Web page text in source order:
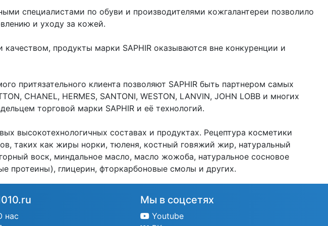
специалистами по обуви и производителями кожгалантереи позволило
и уходу за кожей.
продукты марки SAPHIR оказываются вне конкуренции и
притязательного клиента позволяют SAPHIR быть партнером самых
CHANEL, HERMES, SANTONI, WESTON, LANVIN, JOHN LOBB и многих
торговой марки SAPHIR и её технологий.
высокотехнологичных составах и продуктах. Рецептура косметики
таких как жиры норки, тюленя, костный говяжий жир, натуральный
воск, миндальное масло, масло жожоба, натуральное сосновое
протеины), глицерин, фторкарбоновые смолы и других.
нас
Мы в соцсетях
Youtube